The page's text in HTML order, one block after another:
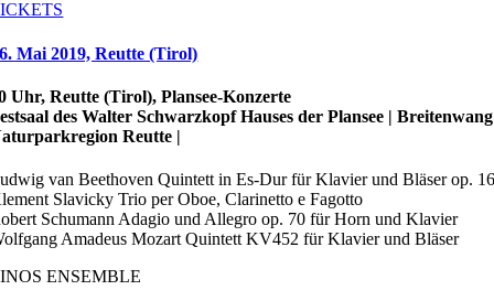
6. Mai 2019, Reutte (Tirol)
Uhr, Reutte (Tirol), Plansee-Konzerte
des Walter Schwarzkopf Hauses der Plansee |
Reutte |
van Beethoven Quintett in Es-Dur für Klavier und Bläser op.
Slavicky Trio per Oboe, Clarinetto e Fagotto
Schumann Adagio und Allegro op. 70 für Horn und Klavier
Amadeus Mozart Quintett KV452 für Klavier und Bläser
ENSEMBLE